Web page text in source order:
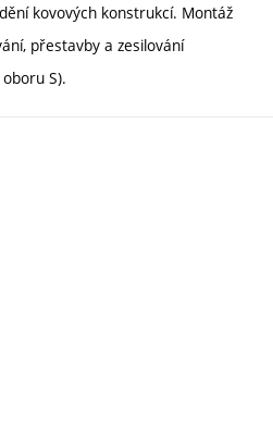
kovových konstrukcí. Montáž
přestavby a zesilování
S).